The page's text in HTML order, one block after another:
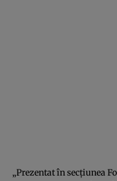
„Prezentat în secţiunea